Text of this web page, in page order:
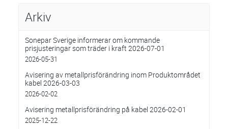
Arkiv
Sonepar Sverige informerar om kommande
prisjusteringar som träder i kraft 2026-07-01
2026-05-31
Avisering av metallprisförändring inom Produktområdet
kabel 2026-03-03
2026-02-02
Avisering metallprisförändring på kabel 2026-02-01
2025-12-22